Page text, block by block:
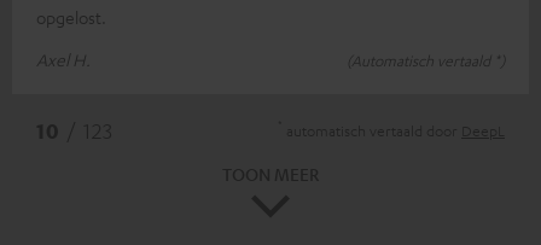
opgelost.
Axel H.
(Automatisch vertaald *)